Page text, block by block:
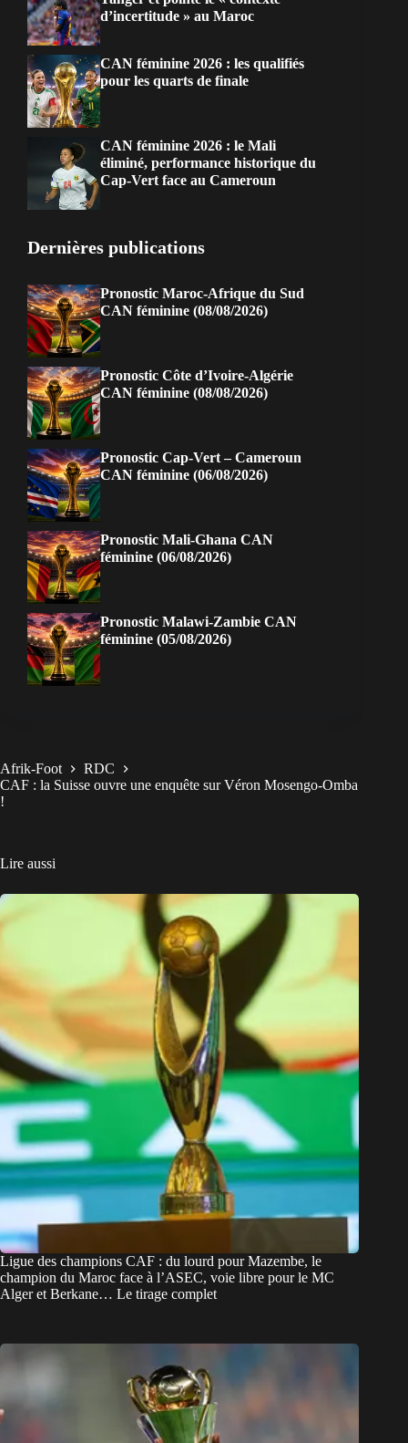
d’incertitude » au Maroc
CAN féminine 2026 : les qualifiés
pour les quarts de finale
CAN féminine 2026 : le Mali
éliminé, performance historique du
Cap-Vert face au Cameroun
Dernières publications
Pronostic Maroc-Afrique du Sud
CAN féminine (08/08/2026)
Pronostic Côte d’Ivoire-Algérie
CAN féminine (08/08/2026)
Pronostic Cap-Vert – Cameroun
CAN féminine (06/08/2026)
Pronostic Mali-Ghana CAN
féminine (06/08/2026)
Pronostic Malawi-Zambie CAN
féminine (05/08/2026)
Afrik-Foot
RDC
CAF : la Suisse ouvre une enquête sur Véron Mosengo-Omba
!
Lire aussi
Ligue des champions CAF : du lourd pour Mazembe, le
champion du Maroc face à l’ASEC, voie libre pour le MC
Alger et Berkane… Le tirage complet